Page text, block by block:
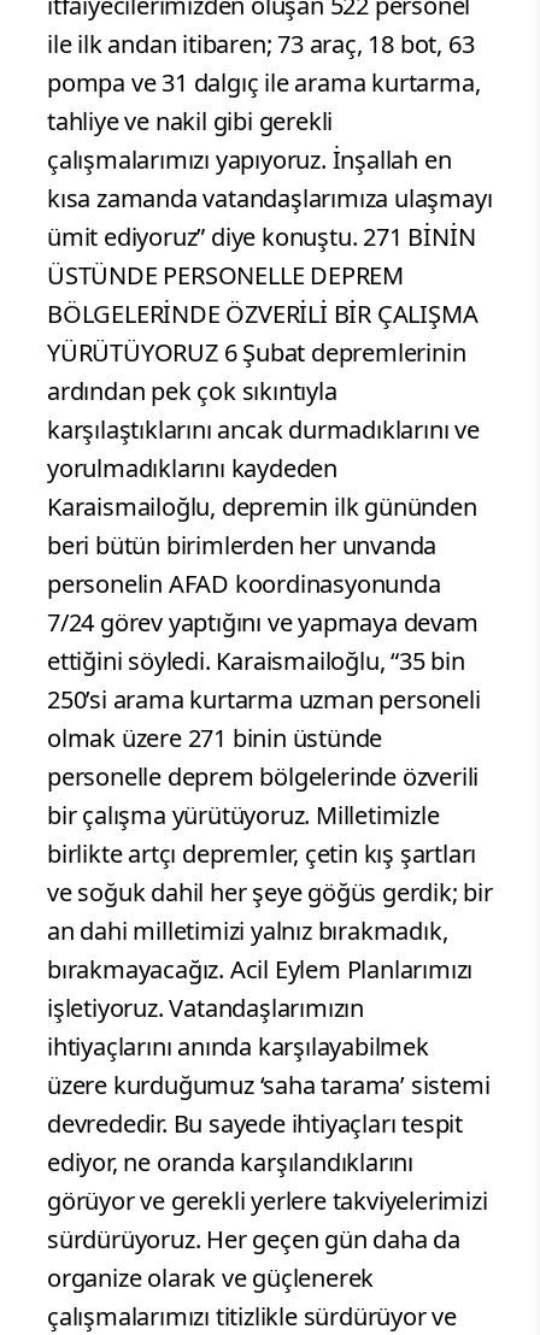
ile ilk andan itibaren; 73 araç, 18 bot, 63
pompa ve 31 dalgıç ile arama kurtarma,
tahliye ve nakil gibi gerekli
çalışmalarımızı yapıyoruz. İnşallah en
kısa zamanda vatandaşlarımıza ulaşmayı
ümit ediyoruz” diye konuştu. 271 BİNİN
ÜSTÜNDE PERSONELLE DEPREM
BÖLGELERİNDE ÖZVERİLİ BİR ÇALIŞMA
YÜRÜTÜYORUZ 6 Şubat depremlerinin
ardından pek çok sıkıntıyla
karşılaştıklarını ancak durmadıklarını ve
yorulmadıklarını kaydeden
Karaismailoğlu, depremin ilk gününden
beri bütün birimlerden her unvanda
personelin AFAD koordinasyonunda
7/24 görev yaptığını ve yapmaya devam
ettiğini söyledi. Karaismailoğlu, “35 bin
250’si arama kurtarma uzman personeli
olmak üzere 271 binin üstünde
personelle deprem bölgelerinde özverili
bir çalışma yürütüyoruz. Milletimizle
birlikte artçı depremler, çetin kış şartları
ve soğuk dahil her şeye göğüs gerdik; bir
an dahi milletimizi yalnız bırakmadık,
bırakmayacağız. Acil Eylem Planlarımızı
işletiyoruz. Vatandaşlarımızın
ihtiyaçlarını anında karşılayabilmek
üzere kurduğumuz ‘saha tarama’ sistemi
devrededir. Bu sayede ihtiyaçları tespit
ediyor, ne oranda karşılandıklarını
görüyor ve gerekli yerlere takviyelerimizi
sürdürüyoruz. Her geçen gün daha da
organize olarak ve güçlenerek
çalışmalarımızı titizlikle sürdürüyor ve